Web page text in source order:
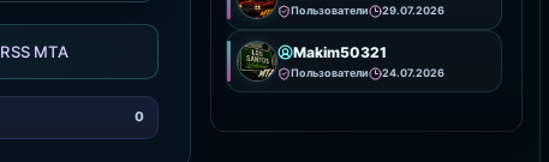
RSS MTA
0
Пользователи 29.07.2026
Makim50321
Пользователи 24.07.2026